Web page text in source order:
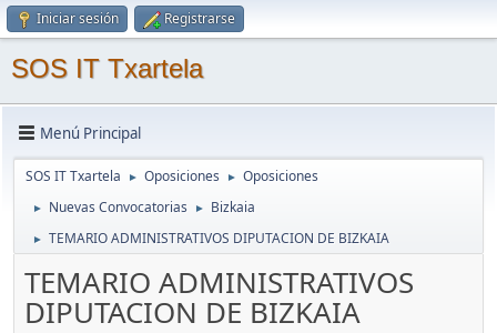
Iniciar sesión Registrarse
SOS IT Txartela
Menú Principal
SOS IT Txartela ► Oposiciones ► Oposiciones
► Nuevas Convocatorias ► Bizkaia
► TEMARIO ADMINISTRATIVOS DIPUTACION DE BIZKAIA
TEMARIO ADMINISTRATIVOS
DIPUTACION DE BIZKAIA